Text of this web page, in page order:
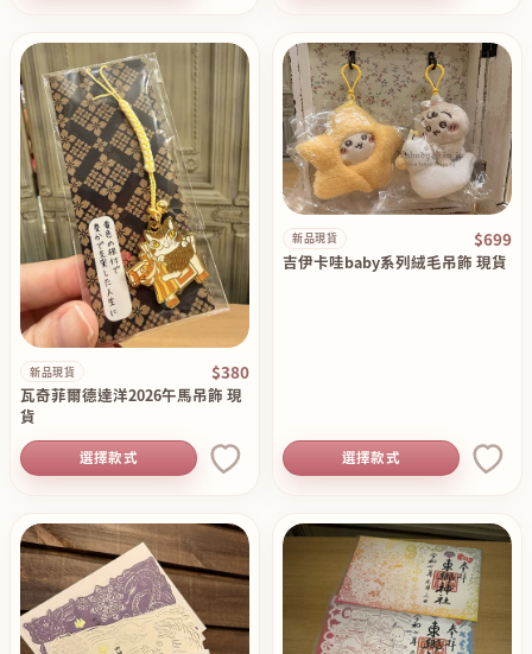
新品現貨 $380
瓦奇菲爾德達洋2026午馬吊飾 現
貨
選擇款式
新品現貨 $699
吉伊卡哇baby系列絨毛吊飾 現貨
選擇款式